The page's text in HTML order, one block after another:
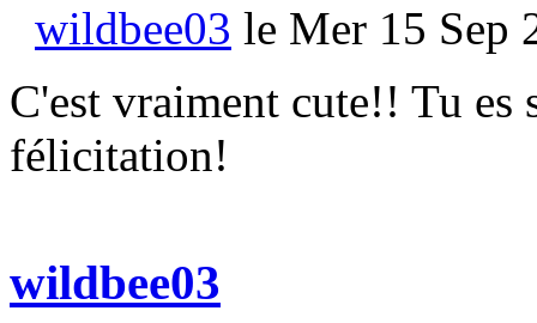
wildbee03 le Mer 15 Sep
C'est vraiment cute!! Tu es
félicitation!
wildbee03